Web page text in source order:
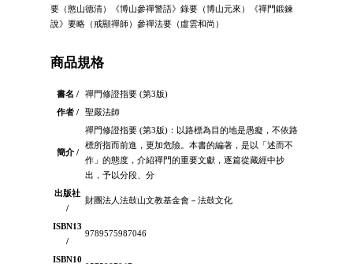
要（憨山德清）《博山參禪警語》錄要（博山元來）《禪門鍛鍊
說》要略（戒顯禪師）參禪法要（虛雲和尚）
商品規格
書名 /
禪門修證指要 (第3版)
作者 /
聖嚴法師
簡介 /
禪門修證指要 (第3版)：以路標為目的地是愚癡，不依路
標所指而前進，更加危險。本書的編著，是以「述而不
作」的態度，介紹禪門的重要文獻，逐篇從藏經中抄
出，予以分段、分
出版社
/
財團法人法鼓山文教基金會－法鼓文化
ISBN13
/
9789575987046
ISBN10